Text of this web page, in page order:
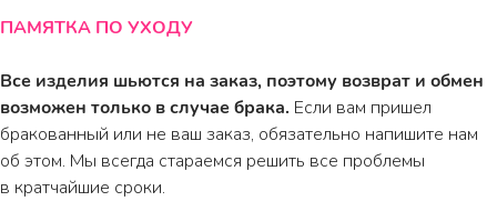
ПАМЯТКА ПО УХОДУ
Все изделия шьются на заказ, поэтому возврат и обмен
возможен только в случае брака. Если вам пришел
бракованный или не ваш заказ, обязательно напишите нам
об этом. Мы всегда стараемся решить все проблемы
в кратчайшие сроки.